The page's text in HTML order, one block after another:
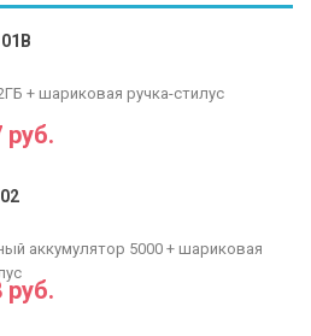
+ шариковая ручка-стилус
руб.
аккумулятор 5000 + шариковая
руб.